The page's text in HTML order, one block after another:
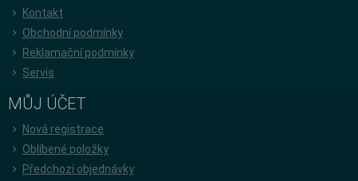
Kontakt
Obchodní podmínky
Reklamační podmínky
Servis
MŮJ ÚČET
Nová registrace
Oblíbené položky
Předchozí objednávky